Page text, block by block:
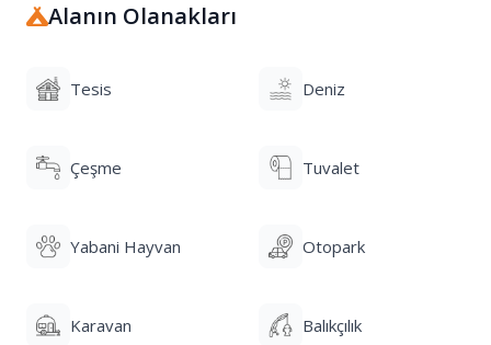
Alanın Olanakları
Tesis Deniz
Çeşme Tuvalet
Yabani Hayvan Otopark
Karavan Balıkçılık